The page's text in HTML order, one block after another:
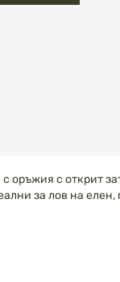
с оръжия с открит
за лов на елен,